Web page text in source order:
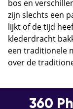
bos en
zijn slechts een
lijkt of de tijd
klederdracht
een traditionele
over de
360